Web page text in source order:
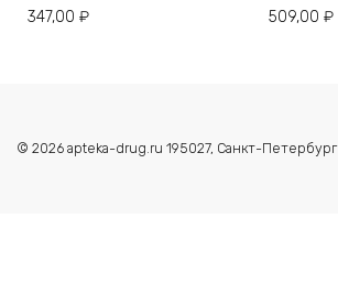
347,00 ₽
509,00 ₽
© 2026 apteka-drug.ru 195027, Санкт-Петербург